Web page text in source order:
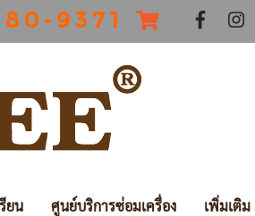
0 - 9 3 7 1
ยน ศูนย์บริการซ่อมเครื่อง เพิ่มเติม